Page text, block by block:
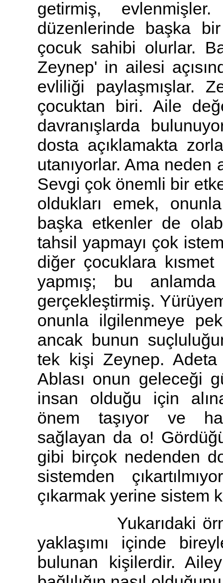
getirmiş,
düzenlerinde başka
çocuk sahibi olurlar.
Zeynep' in ailesi
evliliği paylaşmışlar.
çocuktan biri. Aile
davranışlarda
dosta açıklamakta
utanıyorlar. Ama neden
Sevgi çok önemli bir
oldukları emek,
başka etkenler de
tahsil yapmayı çok
diğer çocuklara
yapmış; bu
gerçekleştirmiş.
onunla ilgilenmeye
ancak bunun
tek kişi Zeynep. Adeta
Ablası onun geleceği
insan olduğu için
önem taşıyor ve
sağlayan da o!
gibi birçok nedenden
sistemden
çıkarmak yerine sistem
Yukarıdaki
yaklaşımı içinde
bulunan kişilerdir.